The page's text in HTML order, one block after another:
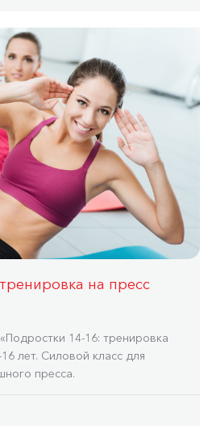
на пресс
14-16: тренировка
лет. Силовой класс для
пресса.